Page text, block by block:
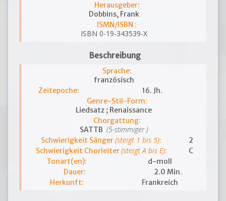
Herausgeber:
Dobbins, Frank
ISMN/ISBN :
ISBN 0-19-343539-X
Beschreibung
Sprache:
französisch
Zeitepoche:
16. Jh.
Genre-Stil-Form:
Liedsatz ; Renaissance
Chorgattung:
SATTB (5-stimmiger )
Schwierigkeit Sänger(steigt 1 bis 5):
2
Schwierigkeit Chorleiter(steigt A bis E):
C
Tonart(en):
d-moll
Dauer:
2.0 Min.
Herkunft:
Frankreich